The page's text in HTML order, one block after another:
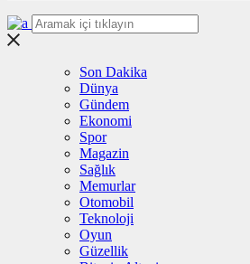
Son Dakika
Dünya
Gündem
Ekonomi
Spor
Magazin
Sağlık
Memurlar
Otomobil
Teknoloji
Oyun
Güzellik